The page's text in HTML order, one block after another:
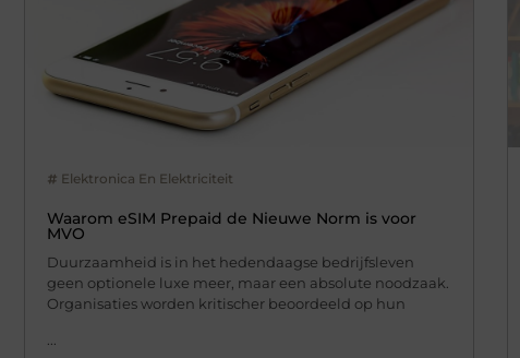
Elektronica En Elektriciteit
Waarom eSIM Prepaid de Nieuwe Norm is voor
MVO
Duurzaamheid is in het hedendaagse bedrijfsleven
geen optionele luxe meer, maar een absolute noodzaak.
Organisaties worden kritischer beoordeeld op hun
...